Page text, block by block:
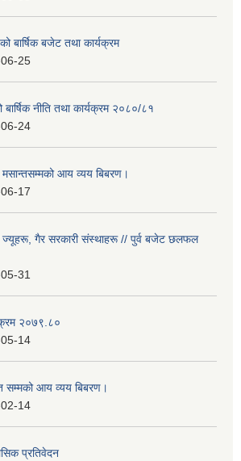
बार्षिक बजेट तथा कार्यक्रम
25
बार्षिक नीति तथा कार्यक्रम २०८०/८१
24
आय व्यय बिबरण।
17
ज्यूहरू, गैर सरकारी संस्थाहरू // पुर्व बजेट छलफल
31
२०७९.८०
14
सम्मको आय व्यय बिबरण।
14
प्रतिवेदन